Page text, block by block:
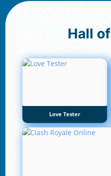
Hall of
Love Tester